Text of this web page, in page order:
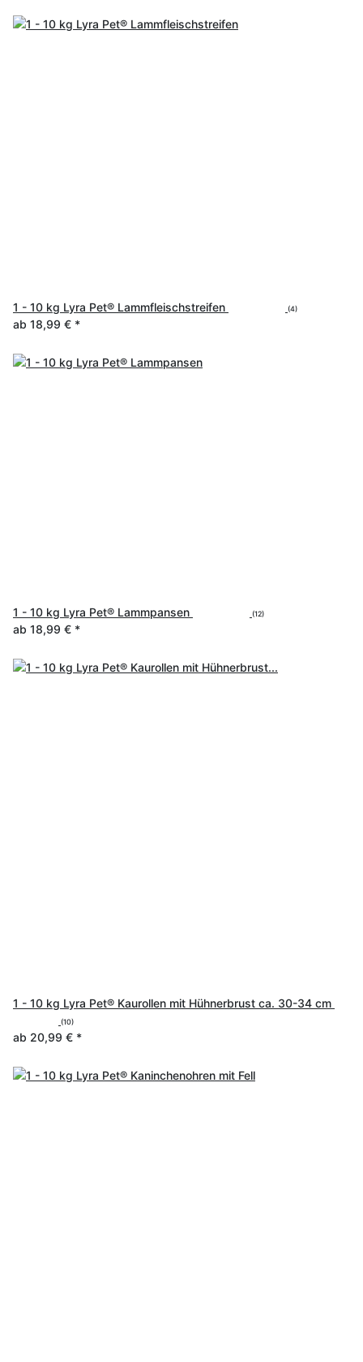
1 - 10 kg Lyra Pet® Lammfleischstreifen (4)
ab 18,99 € *
1 - 10 kg Lyra Pet® Lammpansen (12)
ab 18,99 € *
1 - 10 kg Lyra Pet® Kaurollen mit Hühnerbrust ca. 30-34 cm
(10)
ab 20,99 € *